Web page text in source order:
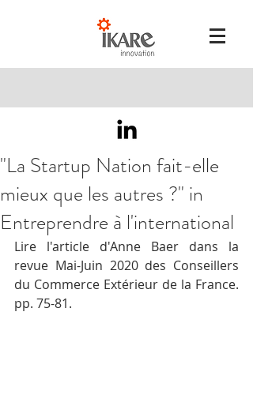
"La Startup Nation fait-elle
mieux que les autres ?" in
Entreprendre à l'international
Lire l'article d'Anne Baer dans la
revue Mai-Juin 2020 des Conseillers
du Commerce Extérieur de la France.
pp. 75-81.